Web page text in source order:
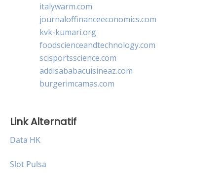
italywarm.com
journaloffinanceeconomics.com
kvk-kumari.org
foodscienceandtechnology.com
scisportsscience.com
addisababacuisineaz.com
burgerimcamas.com
Link Alternatif
Data HK
Slot Pulsa